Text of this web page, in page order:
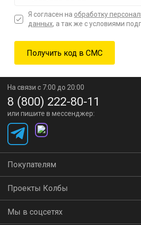
Я согласен на обработку
данных, а так же с условиями
На связи с 7:00 до 20:00
8 (800) 222-80-11
или пишите в мессенджер:
Покупателям
Проекты Колбы
Мы в соцсетях